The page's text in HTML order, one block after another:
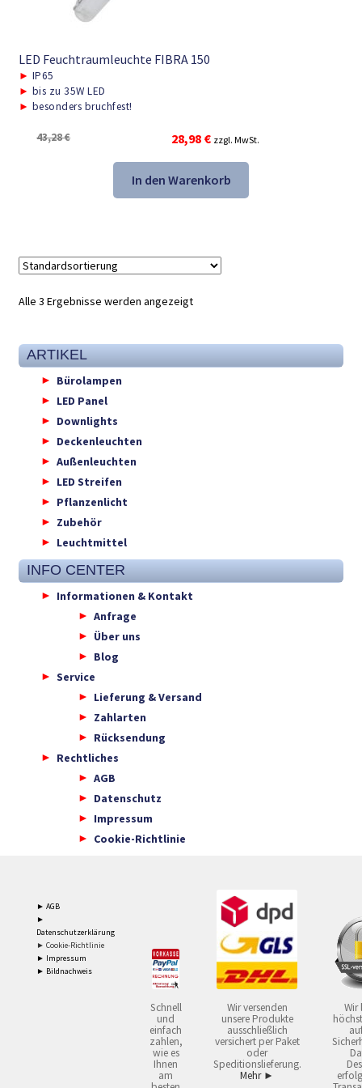
LED Feuchtraumleuchte FIBRA 150
► IP65
► bis zu 35W LED
► besonders bruchfest!
43,28€
Ursprünglicher
Preis
war:
43,28 €
28,98 €Aktueller
Preis
ist:
28,98 €.
zzgl. MwSt.
In den Warenkorb
Alle 3 Ergebnisse werden angezeigt
ARTIKEL
Bürolampen
LED Panel
Downlights
Deckenleuchten
Außenleuchten
LED Streifen
Pflanzenlicht
Zubehör
Leuchtmittel
INFO CENTER
Informationen & Kontakt
Anfrage
Über uns
Blog
Service
Lieferung & Versand
Zahlarten
Rücksendung
Rechtliches
AGB
Datenschutz
Impressum
Cookie-Richtlinie
► AGB
►
Datenschutzerklärung
► Cookie-Richtlinie
► Impressum
► Bildnachweis
Schnell
und
einfach
zahlen,
wie es
Ihnen
am
Wir versenden
unsere Produkte
ausschließlich
versichert per Paket
oder
Speditionslieferung.
Mehr ►
Wir